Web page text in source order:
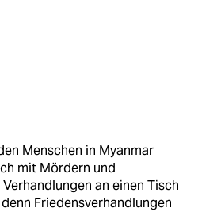
Menschen in Myanmar
mit Mördern und
an einen Tisch
Friedensverhandlungen